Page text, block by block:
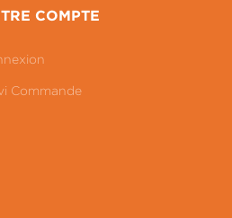
COMPTE
Commande